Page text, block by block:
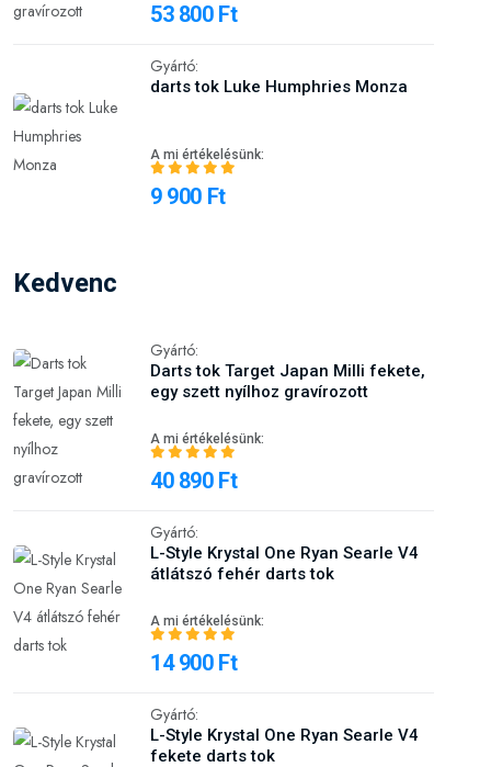
53 800 Ft
Gyártó:
darts tok Luke Humphries Monza
A mi értékelésünk:
9 900 Ft
Kedvenc
Gyártó:
Darts tok Target Japan Milli fekete,
egy szett nyílhoz gravírozott
A mi értékelésünk:
40 890 Ft
Gyártó:
L-Style Krystal One Ryan Searle V4
átlátszó fehér darts tok
A mi értékelésünk:
14 900 Ft
Gyártó:
L-Style Krystal One Ryan Searle V4
fekete darts tok